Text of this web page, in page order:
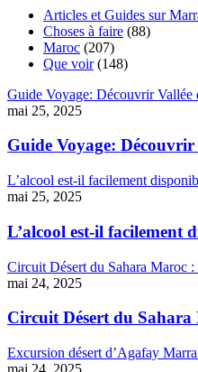
Articles et Guides sur
Choses à faire (88)
Maroc (207)
Que voir(148)
Guide Voyage: Découvrir Vallée
mai 25, 2025
Guide Voyage:
L’alcool est-il facilement
mai 25, 2025
L’alcool est-il facilement
Circuit Désert du Sahara Maroc
mai 24, 2025
Circuit Désert du
Excursion désert d’Agafay
mai 24, 2025